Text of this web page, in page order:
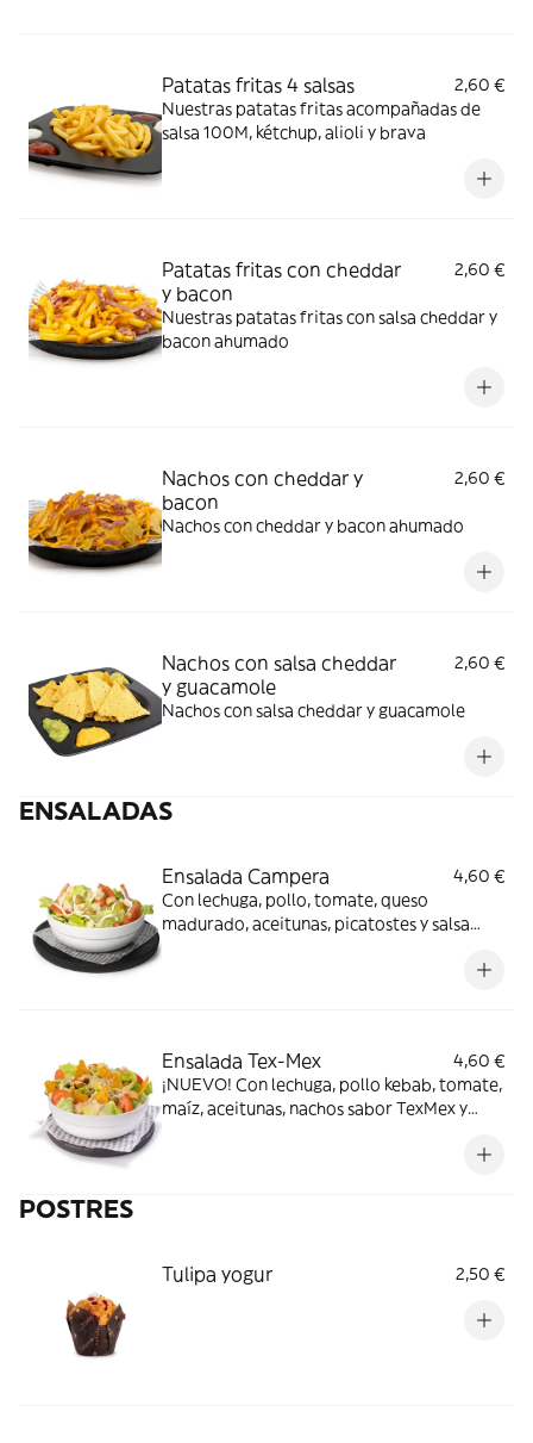
Patatas fritas 4 salsas​
2,60 €
Nuestras patatas fritas acompañadas de
salsa 100M, kétchup, alioli y brava
Patatas fritas con cheddar
y bacon​
2,60 €
Nuestras patatas fritas con salsa cheddar y
bacon ahumado
Nachos con cheddar y
bacon​
2,60 €
Nachos con cheddar y bacon​ ahumado
Nachos con salsa cheddar
y guacamole​
2,60 €
Nachos con salsa cheddar y guacamole​
ENSALADAS
Ensalada Campera
4,60 €
Con lechuga, pollo, tomate, queso
madurado, aceitunas, picatostes y salsa
Ensalada Tex-Mex
4,60 €
¡NUEVO! Con lechuga, pollo kebab, tomate,
maíz, aceitunas, nachos sabor TexMex y
POSTRES
Tulipa yogur 2,50 €